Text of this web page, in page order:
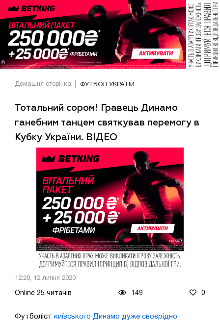
Домашня сторінка ФУТБОЛ УКРАЇНИ
Тотальний сором! Гравець Динамо
ганебним танцем святкував перемогу в
Кубку України. ВІДЕО
12:20, 12 липня 2020
Online 25 читачів 149 0
Футболіст київського Динамо дуже своєрідно